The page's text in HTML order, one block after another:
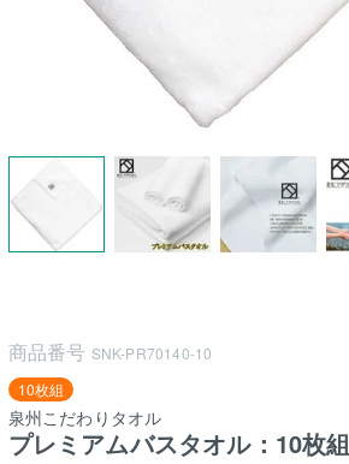
商品番号 SNK-PR70140-10
10枚組
泉州こだわりタオル
プレミアムバスタオル：10枚組